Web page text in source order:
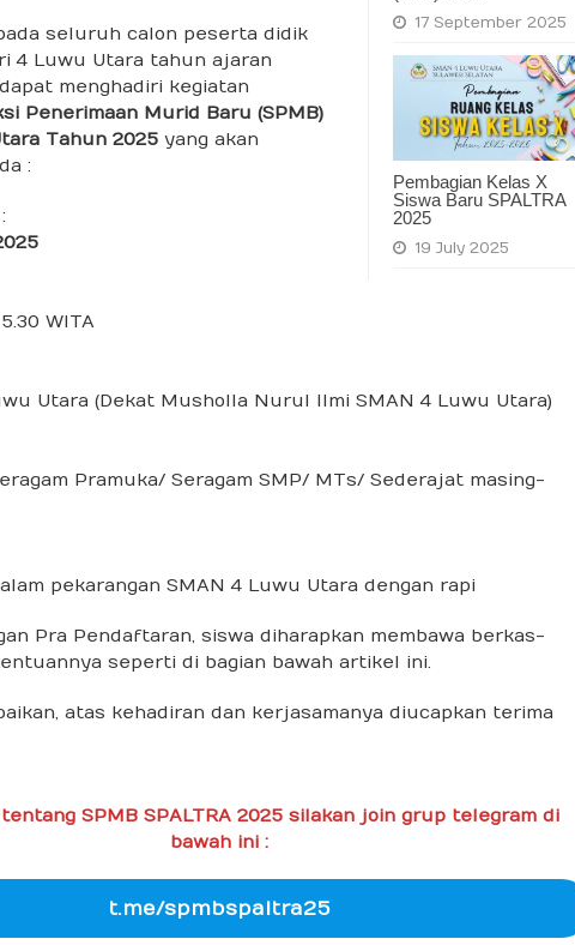
17 September 2025
Pembagian Kelas X
Siswa Baru SPALTRA
2025
19 July 2025
seluruh calon peserta didik
4 Luwu Utara tahun ajaran
menghadiri kegiatan
Penerimaan Murid Baru (SPMB)
Tahun 2025 yang akan
:
WITA
Utara (Dekat Musholla Nurul Ilmi SMAN 4 Luwu Utara)
Pramuka/ Seragam SMP/ MTs/ Sederajat masing-
pekarangan SMAN 4 Luwu Utara dengan rapi
Pra Pendaftaran, siswa diharapkan membawa berkas-
seperti di bagian bawah artikel ini.
atas kehadiran dan kerjasamanya diucapkan terima
SPMB SPALTRA 2025 silakan join grup telegram di
bawah ini :
t.me/spmbspaltra25